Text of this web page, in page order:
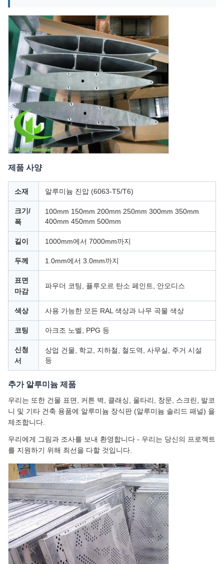
제품 사양
소재 알루미늄 진압 (6063-T5/T6)
크기/
폭
100mm 150mm 200mm 250mm 300mm 350mm
400mm 450mm 500mm
길이 1000mm에서 7000mm까지
두께 1.0mm에서 3.0mm까지
표면
마감
파우더 코팅, 플루오르 탄소 페인트, 안오디스
색상 사용 가능한 모든 RAL 색상과 나무 곡물 색상
코팅 아크조 노벨, PPG 등
신청
서
상업 건물, 학교, 지하철, 철도역, 사무실, 주거 시설
등
추가 알루미늄 제품
우리는 또한 건물 표면, 커튼 벽, 클래싱, 울타리, 창문, 스크린, 발코
니 및 기타 건축 용품에 알루미늄 장식판 (알루미늄 솔리드 패널) 을
제조합니다.
우리에게 그림과 조사를 보내 환영합니다 - 우리는 당신의 프로젝트
를 지원하기 위해 최선을 다할 것입니다.